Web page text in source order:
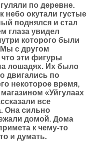
по деревне.
небо окутали густые
поднялся и стал
глаза увидел
которого были
с другом
эти фигуры
лошадях. Их было
двигались по
некоторое время,
«Уйгулаах
все
Она сильно
домой. Дома
к чему-то
и думать.